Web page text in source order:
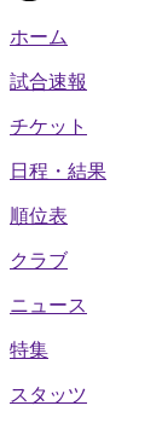
ホーム
試合速報
チケット
日程・結果
順位表
クラブ
ニュース
特集
スタッツ